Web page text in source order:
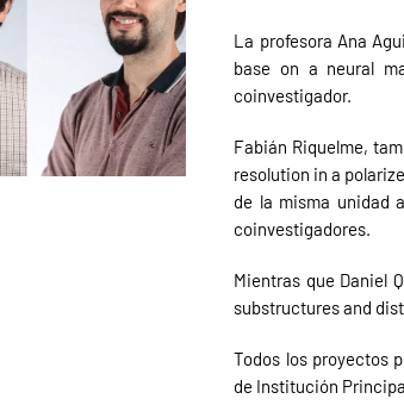
La profesora Ana
base on a neural
coinvestigador.
Fabián Riquelme,
resolution in a
de la misma unidad
coinvestigadores.
Mientras que Daniel
substructures and
Todos los proyectos
de Institución